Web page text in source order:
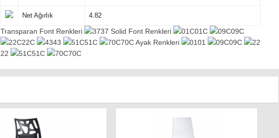
Net Ağırlık 4.82
Transparan Font Renkleri 37 Solid Font Renkleri 01C
09C
22C
43 51C 70C Ayak Renkleri 01
09C
22
51C 70C